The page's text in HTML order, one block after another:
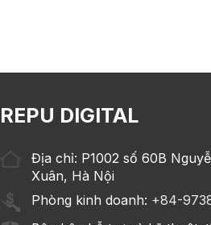
REPU DIGITAL
Địa chỉ: P1002 số 60B
Xuân, Hà Nội
Phòng kinh doanh: +84-